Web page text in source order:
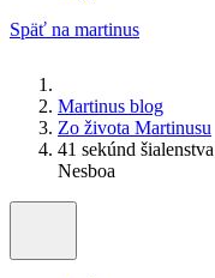
Späť na martinus
Martinus blog
Zo života Martinusu
41 sekúnd
Nesboa